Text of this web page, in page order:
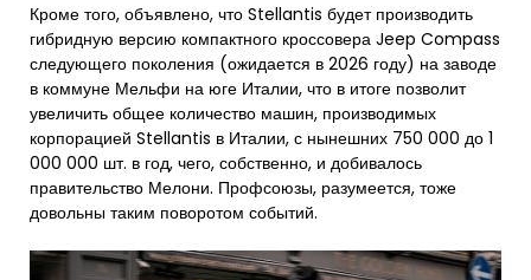
Кроме того, объявлено, что Stellantis будет производить
гибридную версию компактного кроссовера Jeep Compass
следующего поколения (ожидается в 2026 году) на заводе
в коммуне Мельфи на юге Италии, что в итоге позволит
увеличить общее количество машин, производимых
корпорацией Stellantis в Италии, с нынешних 750 000 до 1
000 000 шт. в год, чего, собственно, и добивалось
правительство Мелони. Профсоюзы, разумеется, тоже
довольны таким поворотом событий.